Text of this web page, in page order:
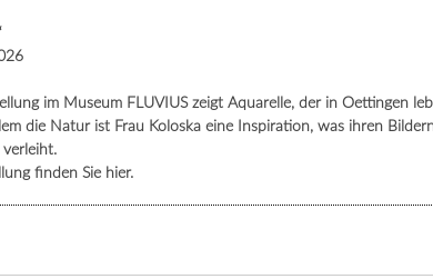
im Museum FLUVIUS zeigt Aquarelle, der in Oettingen
die Natur ist Frau Koloska eine Inspiration, was ihren
verleiht.
finden Sie hier.